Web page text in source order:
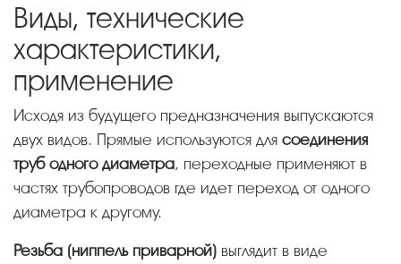
Виды, технические
характеристики,
применение
Исходя из будущего предназначения выпускаются
двух видов. Прямые используются для соединения
труб одного диаметра, переходные применяют в
частях трубопроводов где идет переход от одного
диаметра к другому.
Резьба (ниппель приварной) выглядит в виде